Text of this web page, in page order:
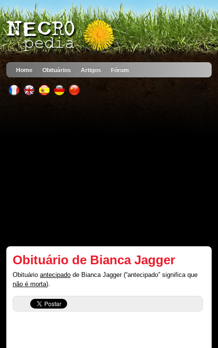
Home Obituários Artigos Fórum
Obituário de Bianca Jagger
Obituárioantecipado de Bianca Jagger (“antecipado” significa que
não é morta).